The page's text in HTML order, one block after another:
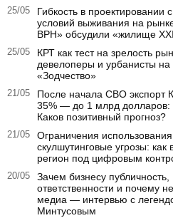
25/05
Гибкость в проектировании
условий выживания на
ВРН» обсудили «жилище
25/05
КРТ как тест на зрелость
девелоперы и урбанисты
«Зодчество»
21/05
После начала СВО экспорт
35% — до 1 млрд долларов:
Каков позитивный прогноз?
21/05
Ограничения
скулшутинговые угрозы:
регион под цифровым
20/05
Зачем бизнесу публичность,
ответственности и почему
медиа — интервью с
Минтусовым